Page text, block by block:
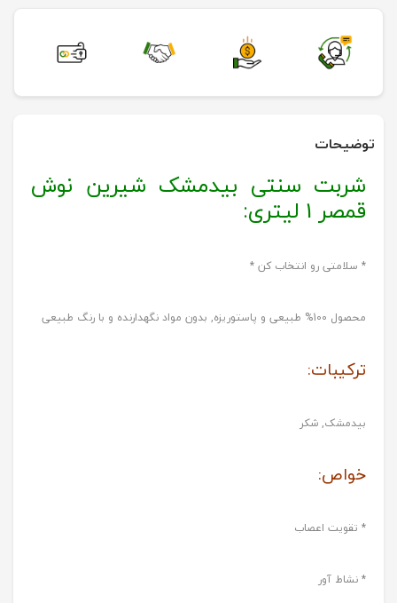
توضیحات
شربت سنتی بیدمشک شیرین نوش
قمصر 1 لیتری:
* سلامتی رو انتخاب کن *
محصول 100% طبیعی و پاستوریزه, بدون مواد نگهدارنده و با رنگ طبیعی
ترکیبات:
بیدمشک, شکر
خواص:
* تقویت اعصاب
* نشاط آور